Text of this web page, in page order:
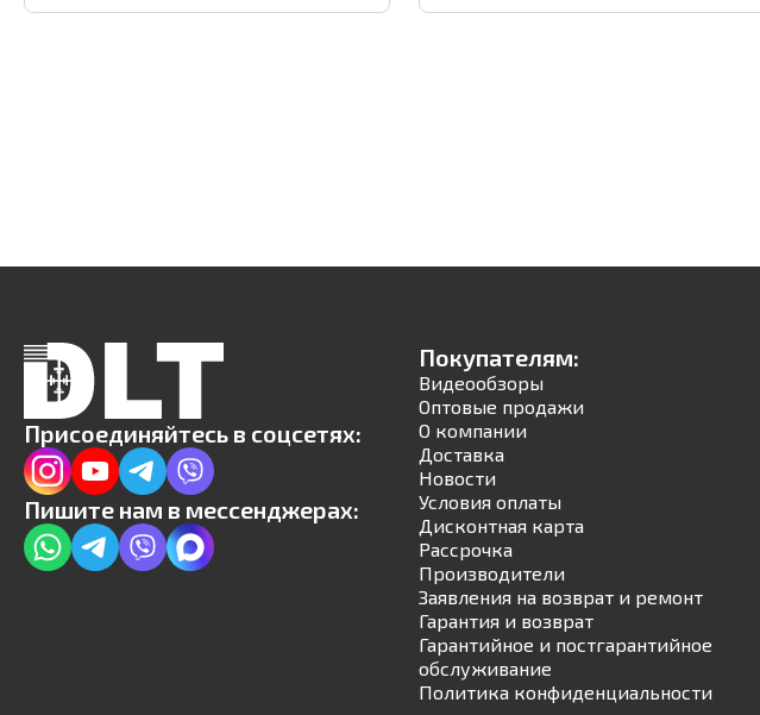
Присоединяйтесь в соцсетях:
Пишите нам в мессенджерах:
Покупателям:
Видеообзоры
Оптовые продажи
О компании
Доставка
Новости
Условия оплаты
Дисконтная карта
Рассрочка
Производители
Заявления на возврат и ремонт
Гарантия и возврат
Гарантийное и постгарантийное
обслуживание
Политика конфиденциальности